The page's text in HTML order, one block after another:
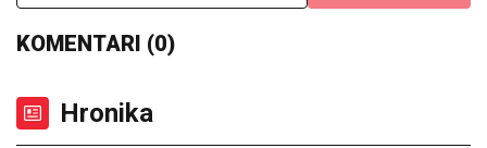
KOMENTARI (0)
Hronika